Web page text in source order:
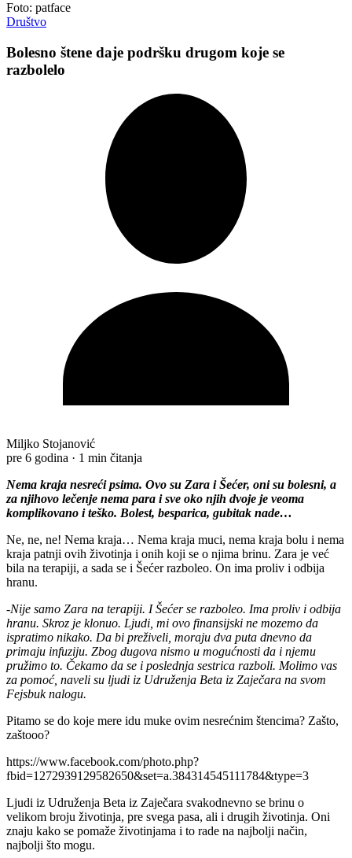
Foto: patface
Društvo
Bolesno štene daje podršku drugom koje se
razbolelo
Miljko Stojanović
pre 6 godina · 1 min čitanja
Nema kraja nesreći psima. Ovo su Zara i Šećer, oni su bolesni, a
za njihovo lečenje nema para i sve oko njih dvoje je veoma
komplikovano i teško. Bolest, besparica, gubitak nade…
Ne, ne, ne! Nema kraja… Nema kraja muci, nema kraja bolu i nema
kraja patnji ovih životinja i onih koji se o njima brinu. Zara je već
bila na terapiji, a sada se i Šećer razboleo. On ima proliv i odbija
hranu.
-Nije samo Zara na terapiji. I Šećer se razboleo. Ima proliv i odbija
hranu. Skroz je klonuo. Ljudi, mi ovo finansijski ne mozemo da
ispratimo nikako. Da bi preživeli, moraju dva puta dnevno da
primaju infuziju. Zbog dugova nismo u mogućnosti da i njemu
pružimo to. Čekamo da se i poslednja sestrica razboli. Molimo vas
za pomoć, naveli su ljudi iz Udruženja Beta iz Zaječara na svom
Fejsbuk nalogu.
Pitamo se do koje mere idu muke ovim nesrećnim štencima? Zašto,
zaštooo?
https://www.facebook.com/photo.php?
fbid=1272939129582650&set=a.384314545111784&type=3
Ljudi iz Udruženja Beta iz Zaječara svakodnevno se brinu o
velikom broju životinja, pre svega pasa, ali i drugih životinja. Oni
znaju kako se pomaže životinjama i to rade na najbolji način,
najbolji što mogu.